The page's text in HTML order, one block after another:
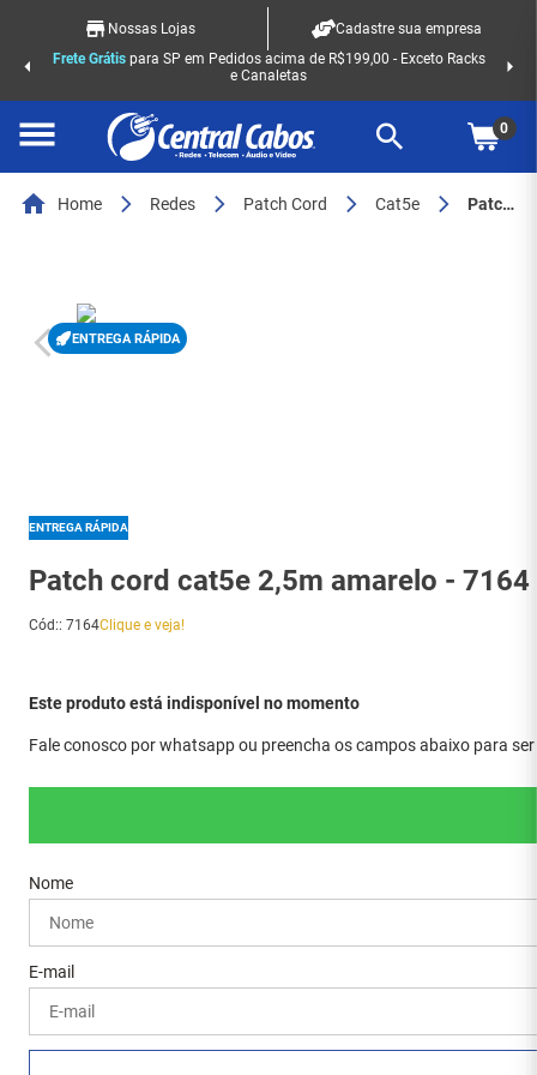
Nossas Lojas
Cadastre sua empresa
Frete Grátispara SP em Pedidos acima de R$199,00 - Exceto Racks
e Canaletas
0
Home Redes Patch Cord Cat5e Patch cord cat5e 2,5m amarelo - 7164
ENTREGA RÁPIDA
ENTREGA RÁPIDA
Patch cord cat5e 2,5m amarelo - 7164
Cód:: 7164Clique e veja!
Este produto está indisponível no momento
Fale conosco por whatsapp ou preencha os campos abaixo para